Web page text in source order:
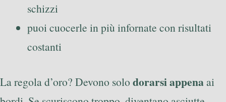
schizzi
puoi cuocerle in più infornate con risultati
costanti
La regola d’oro? Devono solo dorarsi appenaai